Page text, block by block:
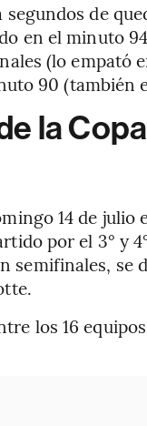
de
en el minuto
(lo empató
90 (también
la
14 de julio
por el 3° y
semifinales, se
los 16